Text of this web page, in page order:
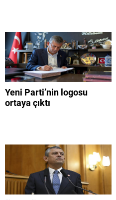
Yeni Parti’nin logosu
ortaya çıktı